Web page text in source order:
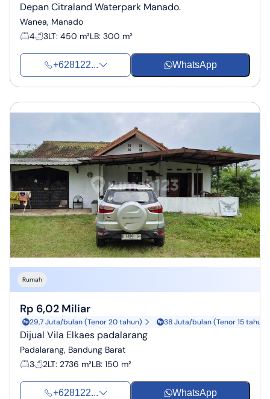
Depan Citraland Waterpark Manado.
Wanea, Manado
4
3LT: 450 m²LB: 300 m²
+628122... WhatsApp
Rumah
Rp 6,02 Miliar
29,7 Juta/bulan (Tenor 20 tahun) 38 Juta/bulan (Tenor 15 tahun)
Dijual Vila Elkaes padalarang
Padalarang, Bandung Barat
3
2LT: 2736 m²LB: 150 m²
+628122... WhatsApp